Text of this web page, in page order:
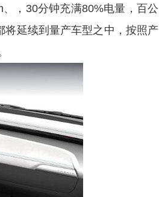
，30分钟充满80%电量，百公
将延续到量产车型之中，按照产